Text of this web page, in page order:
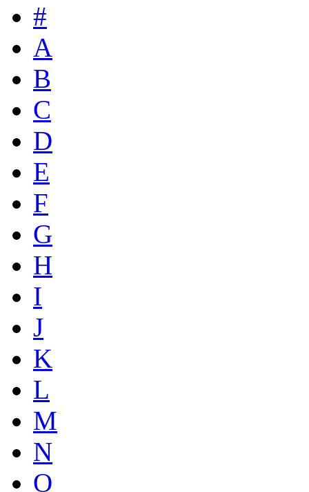
#
A
B
C
D
E
F
G
H
I
J
K
L
M
N
O